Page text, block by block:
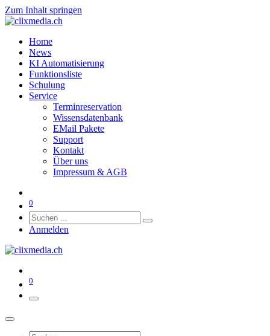
Zum Inhalt springen
Home
News
KI Automatisierung
Funktionsliste
Schulung
Service
Terminreservation
Wissensdatenbank
EMail Pakete
Support
Kontakt
Über uns
Impressum & AGB
0
Anmelden
0